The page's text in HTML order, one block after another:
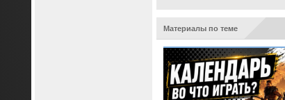
Материалы по теме